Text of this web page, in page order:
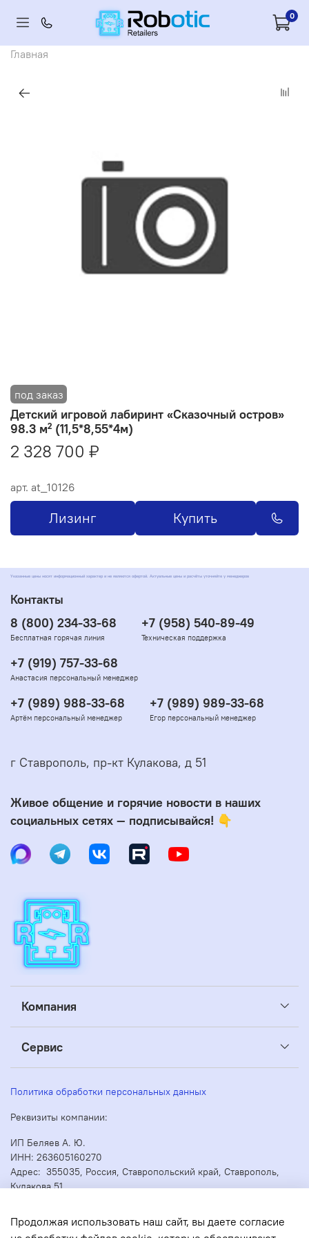
0
Главная
арт. at_10126
Детский игровой лабиринт «Сказочный остров»
98.3 м² (11,5*8,55*4м)
2 328 700 ₽
Лизинг Купить
Указанные цены носят информационный характер и не являются офертой. Актуальные цены и расчёты уточняйте у менеджеров
Компания
Сервис
Контакты
8 (800) 234-33-68
Бесплатная горячая линия
+7 (958) 540-89-49
Техническая поддержка
+7 (919) 757-33-68
Анастасия персональный менеджер
+7 (989) 988-33-68
Артём персональный менеджер
+7 (989) 989-33-68
Егор персональный менеджер
г Ставрополь, пр-кт Кулакова, д 51
Живое общение и горячие новости в наших
социальных сетях — подписывайся! 👇
Политика обработки персональных данных
Реквизиты компании:
ИП Беляев А. Ю.
ИНН: 263605160270
Адрес: 355035, Россия, Ставропольский край, Ставрополь,
Кулакова 51
Продолжая использовать наш сайт, вы даете согласие